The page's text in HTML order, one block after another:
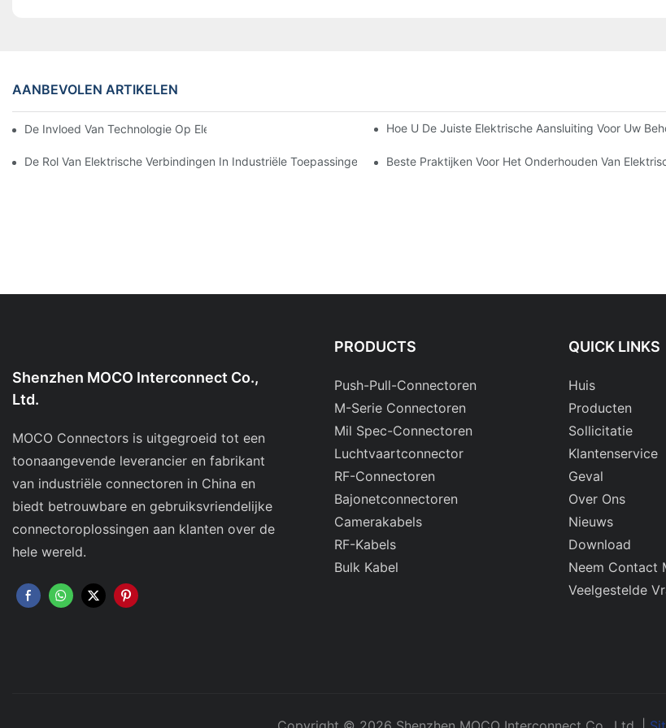
AANBEVOLEN ARTIKELEN
De Invloed Van Technologie Op Elektrische Verbindingen In ElektronicaHoe U De Juiste Elektrische Aansluiting Voor Uw
De Rol Van Elektrische Verbindingen In Industriële Toepassingen Beste Praktijken Voor Het Onderhouden Van
Shenzhen MOCO Interconnect Co.,
Ltd.
MOCO Connectors is uitgegroeid tot een
toonaangevende leverancier en fabrikant
van industriële connectoren in China en
biedt betrouwbare en gebruiksvriendelijke
connectoroplossingen aan klanten over de
hele wereld.
PRODUCTS
Push-Pull-Connectoren
M-Serie Connectoren
Mil Spec-Connectoren
Luchtvaartconnector
RF-Connectoren
Bajonetconnectoren
Camerakabels
RF-Kabels
Bulk Kabel
QUICK LINKS
Huis
Producten
Sollicitatie
Klantenservice
Geval
Over Ons
Nieuws
Download
Neem Contact
Veelgestelde